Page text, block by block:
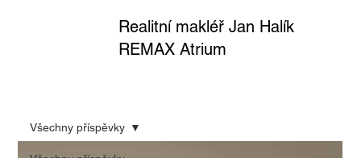
Realitní makléř Jan Halík
REMAX Atrium
Všechny příspěvky